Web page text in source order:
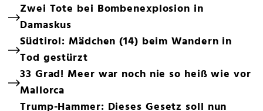
Zwei Tote bei Bombenexplosion in
Damaskus
Südtirol: Mädchen (14) beim Wandern in
Tod gestürzt
33 Grad! Meer war noch nie so heiß wie vor
Mallorca
Trump-Hammer: Dieses Gesetz soll nun